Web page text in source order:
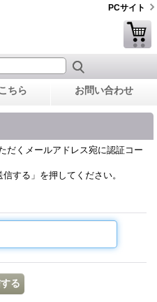
PCサイト
ちら お問い合わせ
だくメールアドレス宛に認証コー
する」を押してください。